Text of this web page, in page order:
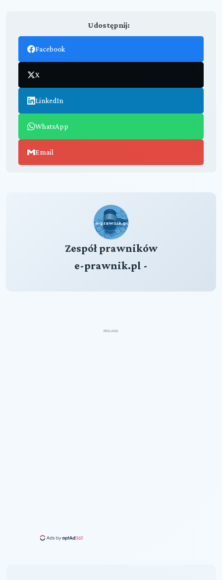
Udostępnij:
Facebook
X
LinkedIn
WhatsApp
Email
Zespół prawników
e-prawnik.pl -
REKLAMA